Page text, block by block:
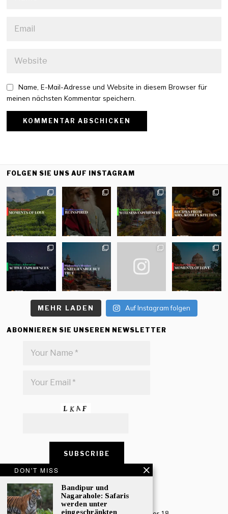
Name, E-Mail-Adresse und Website in diesem Browser für
meinen nächsten Kommentar speichern.
FOLGEN SIE UNS AUF INSTAGRAM
MEHR LADEN Auf Instagram folgen
ABONNIEREN SIE UNSEREN NEWSLETTER
CONTACT US
Creative Travel Pvt. Ltd.
DON'T MISS
Bandipur und
Nagarahole: Safaris
werden unter
eingeschränkten